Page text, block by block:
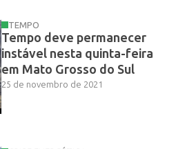
TEMPO
Tempo deve permanecer
instável nesta quinta-feira
em Mato Grosso do Sul
25 de novembro de 2021